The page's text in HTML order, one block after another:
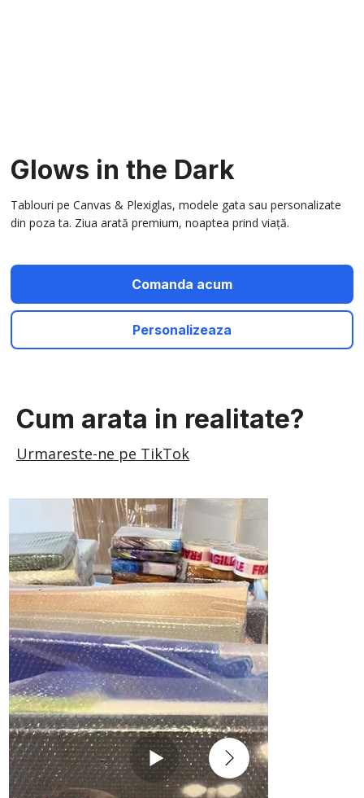
Glows in the Dark
Tablouri pe Canvas & Plexiglas, modele gata sau personalizate
din poza ta. Ziua arată premium, noaptea prind viață.
Comanda acum
Personalizeaza
Cum arata in realitate?
Urmareste-ne pe TikTok